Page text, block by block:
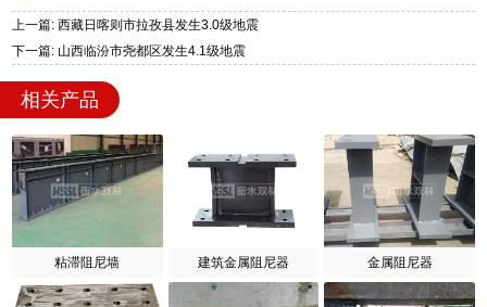
上一篇: 西藏日喀则市拉孜县发生3.0级地震
下一篇: 山西临汾市尧都区发生4.1级地震
相关产品
粘滞阻尼墙 建筑金属阻尼器 金属阻尼器